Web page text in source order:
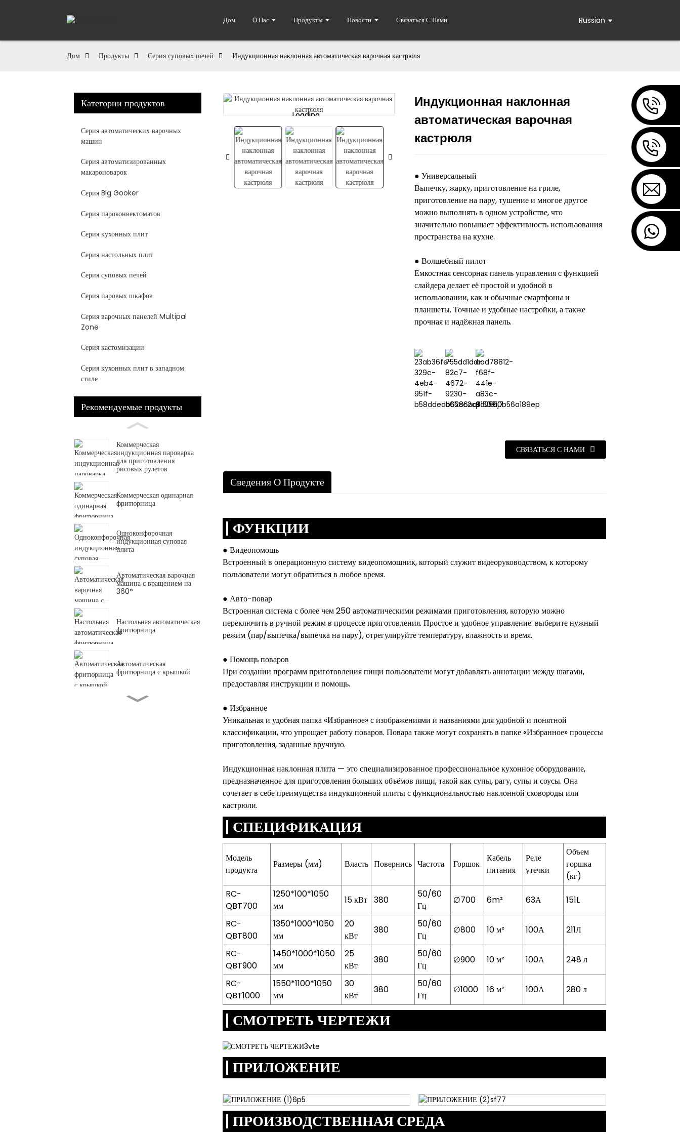
Дом О Нас Продукты Новости Связаться С Нами Russian
Дом Продукты Серия суповых печей Индукционная наклонная автоматическая варочная кастрюля
Категории продуктов
Серия автоматических варочных
машин
Серия автоматизированных
макароноварок
Серия Big Gooker
Серия пароконвектоматов
Серия кухонных плит
Серия настольных плит
Серия суповых печей
Серия паровых шкафов
Серия варочных панелей Multipal
Zone
Серия кастомизации
Серия кухонных плит в западном
стиле
Рекомендуемые продукты
Коммерческая
индукционная пароварка
для приготовления
рисовых рулетов
Коммерческая одинарная
фритюрница
Одноконфорочная
индукционная суповая
плита
Автоматическая варочная
машина с вращением на
360°
Настольная автоматическая
фритюрница
Автоматическая
фритюрница с крышкой
Одинарная фритюрница,
Loading...
Loading... Loading...
Loading... Loading...
Loading... Loading...
Loading...
Индукционная наклонная
автоматическая варочная
кастрюля
● Универсальный
Выпечку, жарку, приготовление на гриле,
приготовление на пару, тушение и многое другое
можно выполнять в одном устройстве, что
значительно повышает эффективность использования
пространства на кухне.
● Волшебный пилот
Емкостная сенсорная панель управления с функцией
слайдера делает её простой и удобной в
использовании, как и обычные смартфоны и
планшеты. Точные и удобные настройки, а также
прочная и надёжная панель.
СВЯЗАТЬСЯ С НАМИ
Сведения О Продукте
ФУНКЦИИ
● Видеопомощь
Встроенный в операционную систему видеопомощник, который служит видеоруководством, к которому
пользователи могут обратиться в любое время.
● Авто-повар
Встроенная система с более чем 250 автоматическими режимами приготовления, которую можно
переключить в ручной режим в процессе приготовления. Простое и удобное управление: выберите нужный
режим (пар/выпечка/выпечка на пару), отрегулируйте температуру, влажность и время.
● Помощь поваров
При создании программ приготовления пищи пользователи могут добавлять аннотации между шагами,
предоставляя инструкции и помощь.
● Избранное
Уникальная и удобная папка «Избранное» с изображениями и названиями для удобной и понятной
классификации, что упрощает работу поваров. Повара также могут сохранять в папке «Избранное» процессы
приготовления, заданные вручную.
Индукционная наклонная плита — это специализированное профессиональное кухонное оборудование,
предназначенное для приготовления больших объёмов пищи, такой как супы, рагу, супы и соусы. Она
сочетает в себе преимущества индукционной плиты с функциональностью наклонной сковороды или
кастрюли.
СПЕЦИФИКАЦИЯ
Модель
продукта
Размеры (мм) Власть Повернись Частота Горшок
Кабель
питания
Реле
утечки
Объем
горшка
(кг)
RC-
QBT700
1250*100*1050
мм
15 кВт 380
50/60
Гц
∅700 6m² 63А 151L
RC-
QBT800
1350*1000*1050
мм
20
кВт
380
50/60
Гц
∅800 10 м² 100А 211Л
RC-
QBT900
1450*1000*1050
мм
25
кВт
380
50/60
Гц
∅900 10 м² 100А 248 л
RC-
QBT1000
1550*1100*1050
мм
30
кВт
380
50/60
Гц
∅1000 16 м² 100А 280 л
СМОТРЕТЬ ЧЕРТЕЖИ
ПРИЛОЖЕНИЕ
ПРОИЗВОДСТВЕННАЯ СРЕДА